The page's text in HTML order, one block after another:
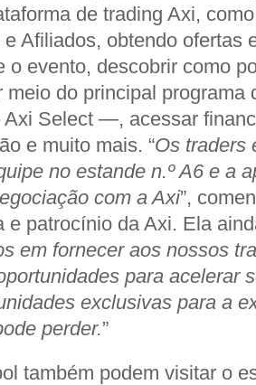
de trading Axi,
Afiliados, obtendo ofertas
o evento, descobrir como
meio do principal programa
Select —, acessar
e muito mais. “Os traders
no estande n.º A6 e a
com a Axi”,
e patrocínio da Axi. Ela
em fornecer aos nossos
para acelerar
exclusivas para a
perder.”
também podem visitar o